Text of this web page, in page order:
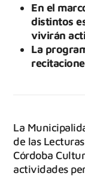
En el
distintos
vivirán
La
La
de las
Córdoba
actividades